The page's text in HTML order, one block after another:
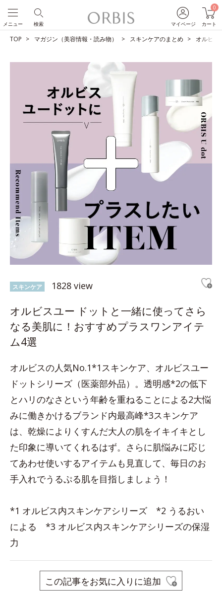
マイページ
0
カート
検索
メニュー
TOP マガジン（美容情報・読み物） スキンケアのまとめ オルビス
スキンケア 1828 view
オルビスユー ドットと一緒に使ってさら
なる美肌に！おすすめプラスワンアイテ
ム4選
オルビスの人気No.1*1スキンケア、オルビスユー
ドットシリーズ（医薬部外品）。透明感*2の低下
とハリのなさという年齢を重ねることによる2大悩
みに働きかけるブランド内最高峰*3スキンケア
は、乾燥によりくすんだ大人の肌をイキイキとし
た印象に導いてくれるはず。さらに肌悩みに応じ
てあわせ使いするアイテムも見直して、毎日のお
手入れでうるぷる肌を目指しましょう！
*1 オルビス内スキンケアシリーズ *2 うるおい
による *3 オルビス内スキンケアシリーズの保湿
力
この記事をお気に入りに追加